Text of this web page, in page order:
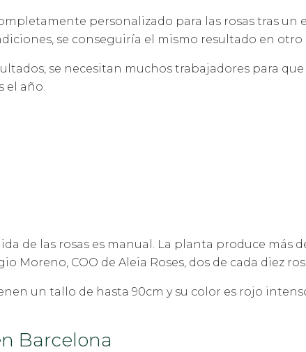
personalizado para las rosas tras un
se conseguiría el mismo resultado en otro
se necesitan muchos trabajadores para
el año.
de las rosas es manual. La planta produce más
Moreno, COO de Aleia Roses, dos de cada diez
un tallo de hasta 90cm y su color es rojo
Barcelona